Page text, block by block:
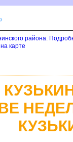
района.
карте